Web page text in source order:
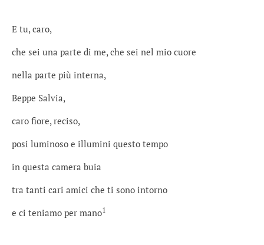
E tu, caro,
che sei una parte di me, che sei nel mio cuore
nella parte più interna,
Beppe Salvia,
caro fiore, reciso,
posi luminoso e illumini questo tempo
in questa camera buia
tra tanti cari amici che ti sono intorno
e ci teniamo per mano1